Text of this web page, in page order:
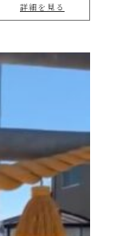
詳細を見る